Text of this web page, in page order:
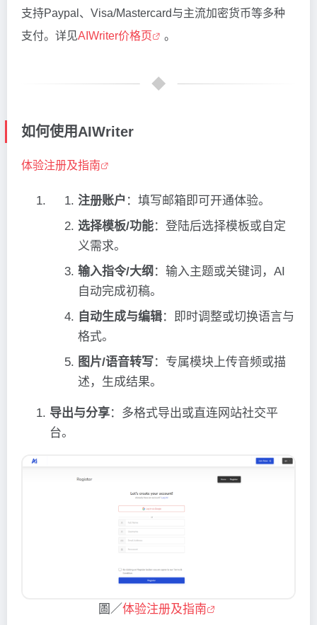
支持Paypal、Visa/Mastercard与主流加密货币等多种
支付。详见AIWriter价格页 。
如何使用AIWriter
体验注册及指南
注册账户 ：填写邮箱即可开通体验。
选择模板/功能：登陆后选择模板或自定
义需求。
输入指令/大纲 ：输入主题或关键词，AI
自动完成初稿。
自动生成与编辑：即时调整或切换语言与
格式。
图片/语音转写：专属模块上传音频或描
述，生成结果。
导出与分享：多格式导出或直连网站社交平
台。
圖／体验注册及指南